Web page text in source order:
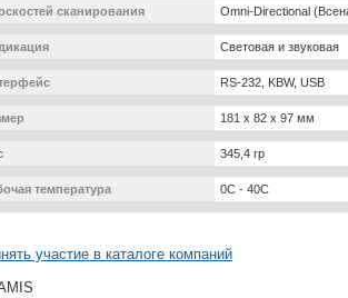
сканирования Omni-Directional
Световая и звуковая
RS-232, KBW, USB
181 x 82 x 97 мм
345,4 гр
температура 0С - 40С
участие в каталоге компаний